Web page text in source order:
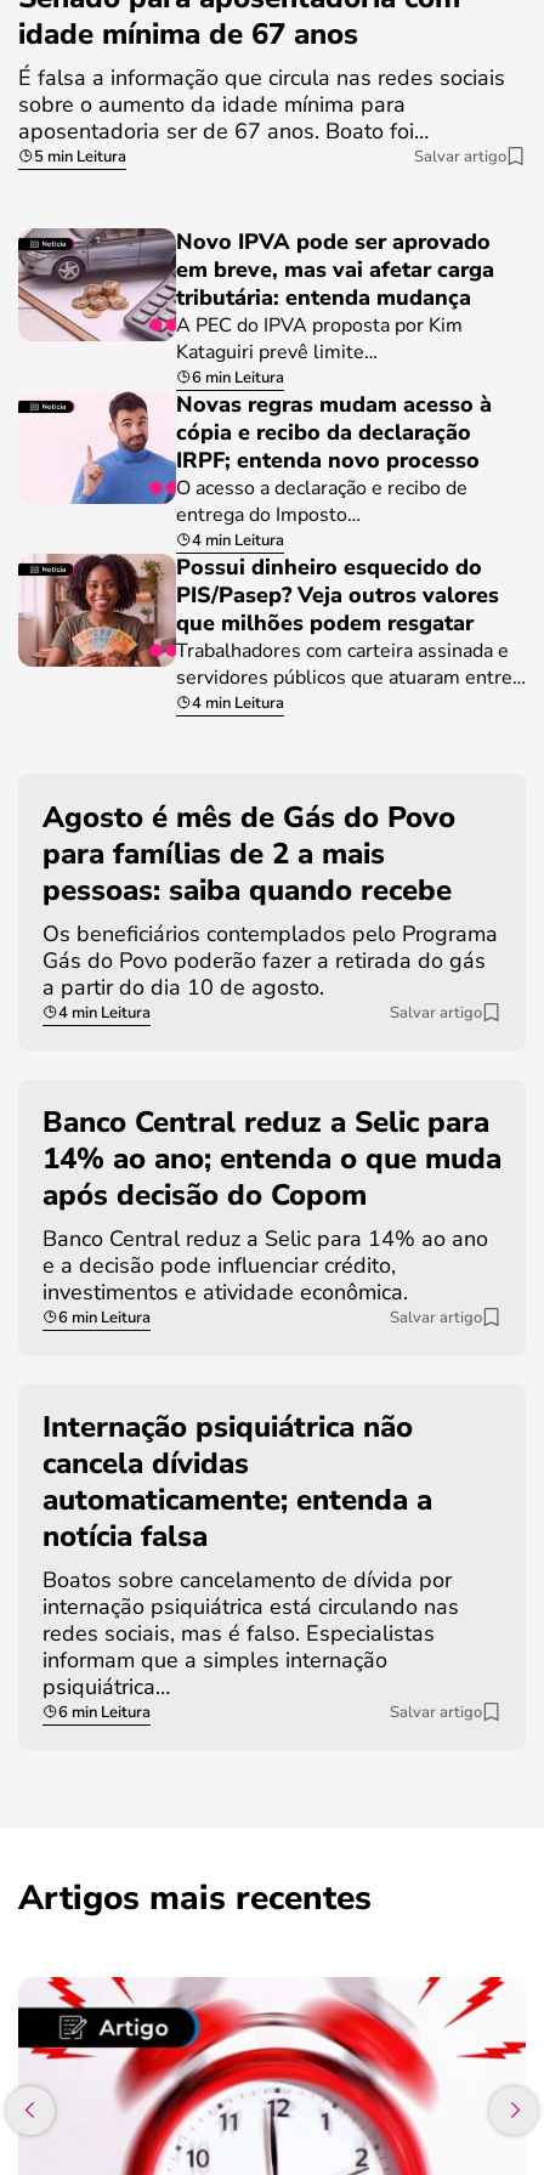
idade mínima de 67 anos
É falsa a informação que circula nas redes sociais
sobre o aumento da idade mínima para
aposentadoria ser de 67 anos. Boato foi…
5 min Leitura Salvar artigo
Novo IPVA pode ser aprovado
em breve, mas vai afetar carga
tributária: entenda mudança
A PEC do IPVA proposta por Kim
Kataguiri prevê limite…
6 min Leitura
Novas regras mudam acesso à
cópia e recibo da declaração
IRPF; entenda novo processo
O acesso a declaração e recibo de
entrega do Imposto…
4 min Leitura
Possui dinheiro esquecido do
PIS/Pasep? Veja outros valores
que milhões podem resgatar
Trabalhadores com carteira assinada e
servidores públicos que atuaram entre…
4 min Leitura
Agosto é mês de Gás do Povo
para famílias de 2 a mais
pessoas: saiba quando recebe
Os beneficiários contemplados pelo Programa
Gás do Povo poderão fazer a retirada do gás
a partir do dia 10 de agosto.
4 min Leitura Salvar artigo
Banco Central reduz a Selic para
14% ao ano; entenda o que muda
após decisão do Copom
Banco Central reduz a Selic para 14% ao ano
e a decisão pode influenciar crédito,
investimentos e atividade econômica.
6 min Leitura Salvar artigo
Internação psiquiátrica não
cancela dívidas
automaticamente; entenda a
notícia falsa
Boatos sobre cancelamento de dívida por
internação psiquiátrica está circulando nas
redes sociais, mas é falso. Especialistas
informam que a simples internação
psiquiátrica…
6 min Leitura Salvar artigo
Artigos mais recentes